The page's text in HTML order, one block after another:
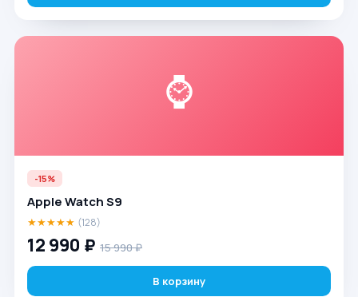
⌚
-15%
Apple Watch S9
★★★★★ (128)
12 990 ₽ 15 990 ₽
В корзину